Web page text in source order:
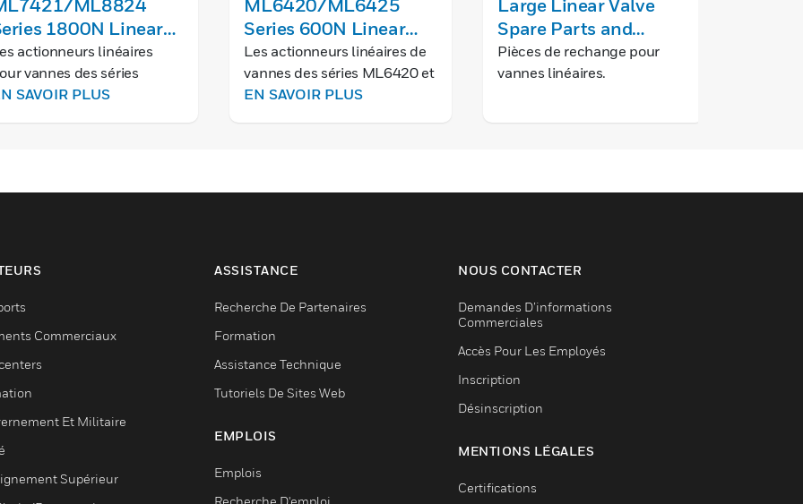
ML8824
1800N Linear
Actuators
actionneurs linéaires
vannes des séries
et ML8824 sont
SAVOIR PLUS
ML6420/ML6425
Series 600N Linear
Valve Actuators
Les actionneurs linéaires de
vannes des séries ML6420 et
ML6425 sont utilisés avec
EN SAVOIR PLUS
Large Linear Valve
Spare Parts and
Accessories
Pièces de rechange pour
vannes linéaires.
Commerciaux
Et Militaire
Supérieur
ASSISTANCE
Recherche De Partenaires
Formation
Assistance Technique
Tutoriels De Sites Web
EMPLOIS
Emplois
Recherche D'emploi
NOUS CONTACTER
Demandes D’informations
Commerciales
Accès Pour Les Employés
Inscription
Désinscription
MENTIONS LÉGALES
Certifications